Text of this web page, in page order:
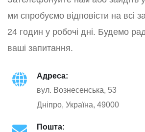
ми спробуємо відповісти на всі
24 годин у робочі дні. Будемо
ваші запитання.
Адреса:
вул. Вознесенська, 53
Дніпро, Україна, 49000
Пошта: